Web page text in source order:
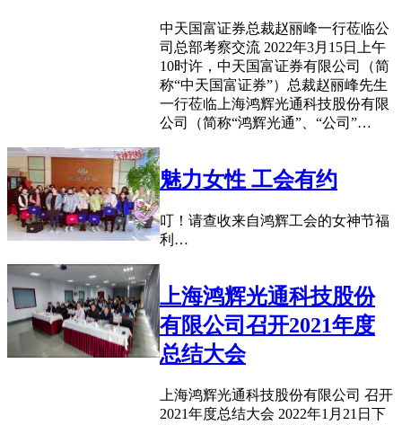
中天国富证券总裁赵丽峰一行莅临公
司总部考察交流 2022年3月15日上午
10时许，中天国富证券有限公司（简
称“中天国富证券”）总裁赵丽峰先生
一行莅临上海鸿辉光通科技股份有限
公司（简称“鸿辉光通”、“公司”…
魅力女性 工会有约
叮！请查收来自鸿辉工会的女神节福
利…
上海鸿辉光通科技股份
有限公司召开2021年度
总结大会
上海鸿辉光通科技股份有限公司 召开
2021年度总结大会 2022年1月21日下